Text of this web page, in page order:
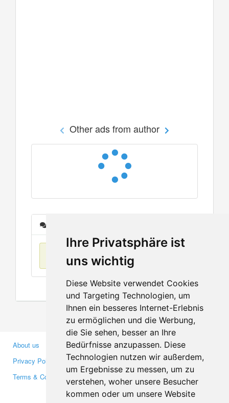
Ihre Privatsphäre ist
uns wichtig
Diese Website verwendet Cookies
und Targeting Technologien, um
Ihnen ein besseres Internet-Erlebnis
zu ermöglichen und die Werbung,
die Sie sehen, besser an Ihre
Bedürfnisse anzupassen. Diese
Technologien nutzen wir außerdem,
um Ergebnisse zu messen, um zu
verstehen, woher unsere Besucher
kommen oder um unsere Website
Other ads from author
No items found
About us
Privacy Policy
Terms & Conditions
Business Partners
Investors
Media